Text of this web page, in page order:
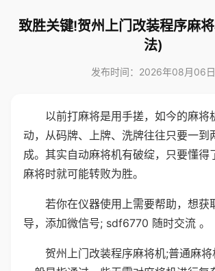
致胜关键!贺州上门改装程序麻
法)
发布时间：2026年08月06日
以前打麻将是用手搓，如今的麻将
动，从码牌、上牌、洗牌往往只要一到
成。其实自动麻将机有破绽，只要懂得
麻将时就可能转败为胜。
若你在仪器使用上需要帮助，想获
导，添加微信号; sdf6770 随时交流 。
贺州上门改装程序麻将机;普通麻